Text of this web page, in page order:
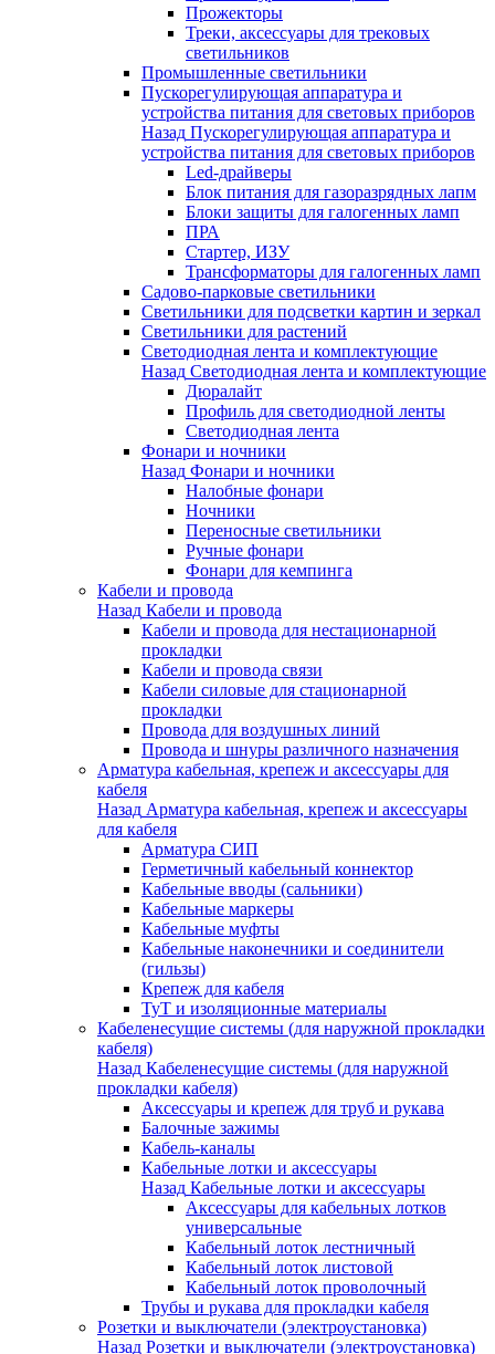
Прожекторы
Треки, аксессуары для трековых
светильников
Промышленные светильники
Пускорегулирующая аппаратура и
устройства питания для световых приборов
Назад Пускорегулирующая аппаратура и
устройства питания для световых приборов
Led-драйверы
Блок питания для газоразрядных лапм
Блоки защиты для галогенных ламп
ПРА
Стартер, ИЗУ
Трансформаторы для галогенных ламп
Садово-парковые светильники
Светильники для подсветки картин и зеркал
Светильники для растений
Светодиодная лента и комплектующие
Назад Светодиодная лента и комплектующие
Дюралайт
Профиль для светодиодной ленты
Светодиодная лента
Фонари и ночники
Назад Фонари и ночники
Налобные фонари
Ночники
Переносные светильники
Ручные фонари
Фонари для кемпинга
Кабели и провода
Назад Кабели и провода
Кабели и провода для нестационарной
прокладки
Кабели и провода связи
Кабели силовые для стационарной
прокладки
Провода для воздушных линий
Провода и шнуры различного назначения
Арматура кабельная, крепеж и аксессуары для
кабеля
Назад Арматура кабельная, крепеж и аксессуары
для кабеля
Арматура СИП
Герметичный кабельный коннектор
Кабельные вводы (сальники)
Кабельные маркеры
Кабельные муфты
Кабельные наконечники и соединители
(гильзы)
Крепеж для кабеля
ТуТ и изоляционные материалы
Кабеленесущие системы (для наружной прокладки
кабеля)
Назад Кабеленесущие системы (для наружной
прокладки кабеля)
Аксессуары и крепеж для труб и рукава
Балочные зажимы
Кабель-каналы
Кабельные лотки и аксессуары
Назад Кабельные лотки и аксессуары
Аксессуары для кабельных лотков
универсальные
Кабельный лоток лестничный
Кабельный лоток листовой
Кабельный лоток проволочный
Трубы и рукава для прокладки кабеля
Розетки и выключатели (электроустановка)
Назад Розетки и выключатели (электроустановка)